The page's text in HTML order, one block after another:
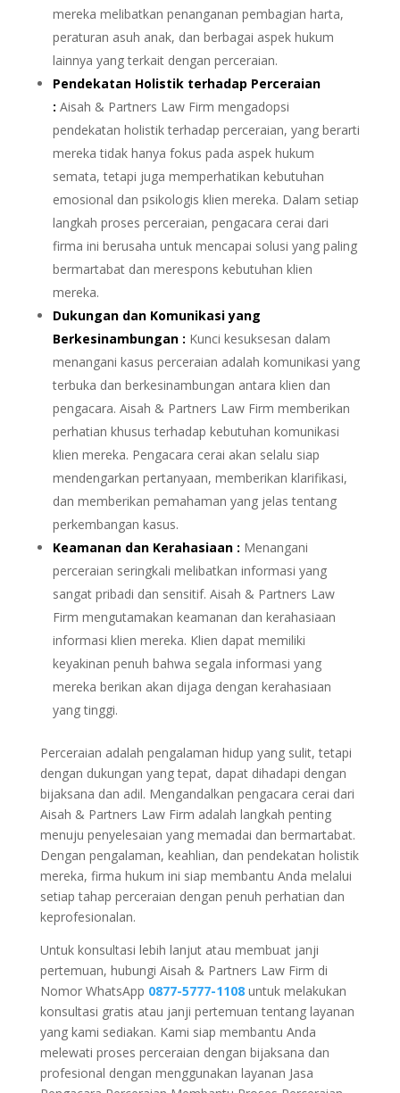
mereka melibatkan penanganan pembagian harta,
peraturan asuh anak, dan berbagai aspek hukum
lainnya yang terkait dengan perceraian.
Pendekatan Holistik terhadap Perceraian
: Aisah & Partners Law Firm mengadopsi
pendekatan holistik terhadap perceraian, yang berarti
mereka tidak hanya fokus pada aspek hukum
semata, tetapi juga memperhatikan kebutuhan
emosional dan psikologis klien mereka. Dalam setiap
langkah proses perceraian, pengacara cerai dari
firma ini berusaha untuk mencapai solusi yang paling
bermartabat dan merespons kebutuhan klien
mereka.
Dukungan dan Komunikasi yang
Berkesinambungan : Kunci kesuksesan dalam
menangani kasus perceraian adalah komunikasi yang
terbuka dan berkesinambungan antara klien dan
pengacara. Aisah & Partners Law Firm memberikan
perhatian khusus terhadap kebutuhan komunikasi
klien mereka. Pengacara cerai akan selalu siap
mendengarkan pertanyaan, memberikan klarifikasi,
dan memberikan pemahaman yang jelas tentang
perkembangan kasus.
Keamanan dan Kerahasiaan : Menangani
perceraian seringkali melibatkan informasi yang
sangat pribadi dan sensitif. Aisah & Partners Law
Firm mengutamakan keamanan dan kerahasiaan
informasi klien mereka. Klien dapat memiliki
keyakinan penuh bahwa segala informasi yang
mereka berikan akan dijaga dengan kerahasiaan
yang tinggi.
Perceraian adalah pengalaman hidup yang sulit, tetapi
dengan dukungan yang tepat, dapat dihadapi dengan
bijaksana dan adil. Mengandalkan pengacara cerai dari
Aisah & Partners Law Firm adalah langkah penting
menuju penyelesaian yang memadai dan bermartabat.
Dengan pengalaman, keahlian, dan pendekatan holistik
mereka, firma hukum ini siap membantu Anda melalui
setiap tahap perceraian dengan penuh perhatian dan
keprofesionalan.
Untuk konsultasi lebih lanjut atau membuat janji
pertemuan, hubungi Aisah & Partners Law Firm di
Nomor WhatsApp 0877-5777-1108untuk melakukan
konsultasi gratis atau janji pertemuan tentang layanan
yang kami sediakan. Kami siap membantu Anda
melewati proses perceraian dengan bijaksana dan
profesional dengan menggunakan layanan Jasa